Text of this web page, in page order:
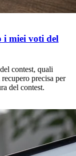
i miei voti del
contest, quali
precisa per
del contest.